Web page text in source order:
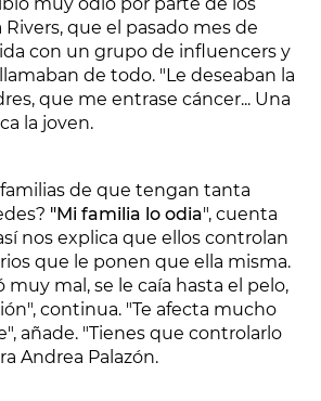
que el pasado mes de
con un grupo de influencers y
de todo. "Le deseaban la
que me entrase cáncer... Una
la joven.
de que tengan tanta
"Mi familia lo odia", cuenta
nos explica que ellos controlan
que le ponen que ella misma.
muy mal, se le caía hasta el pelo,
continua. "Te afecta mucho
añade. "Tienes que controlarlo
Andrea Palazón.